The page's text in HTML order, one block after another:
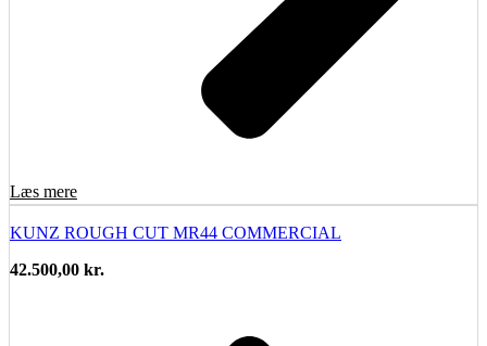
Læs mere
KUNZ ROUGH CUT MR44 COMMERCIAL
42.500,00 kr.